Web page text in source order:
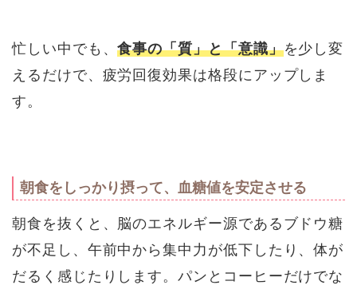
忙しい中でも、食事の「質」と「意識」を少し変
えるだけで、疲労回復効果は格段にアップしま
す。
朝食をしっかり摂って、血糖値を安定させる
朝食を抜くと、脳のエネルギー源であるブドウ糖
が不足し、午前中から集中力が低下したり、体が
だるく感じたりします。パンとコーヒーだけでな